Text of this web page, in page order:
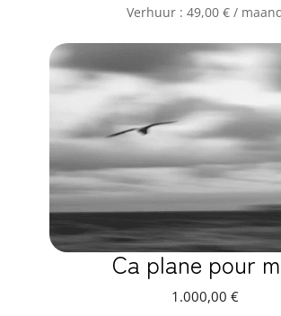
Verhuur :49,00€ / maand
Ca plane pour
1.000,00€